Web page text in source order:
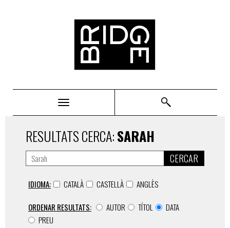
RESULTATS CERCA:SARAH
CERCAR
IDIOMA: CATALÀ CASTELLÀ ANGLÈS
ORDENAR RESULTATS: AUTOR TÍTOL
DATA
PREU